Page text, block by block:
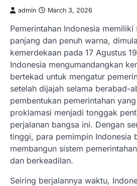
admin March 3, 2026
Pemerintahan Indonesia memiliki
panjang dan penuh warna,
kemerdekaan pada 17 Agustus
Indonesia mengumandangkan
bertekad untuk mengatur
setelah dijajah selama berabad-
pembentukan pemerintahan
proklamasi menjadi tonggak
perjalanan bangsa ini. Dengan
tinggi, para pemimpin Indonesia
membangun sistem
dan berkeadilan.
Seiring berjalannya waktu,